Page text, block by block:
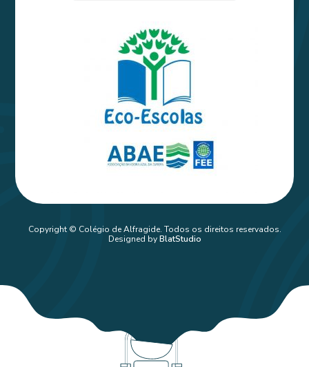
Copyright © Colégio de Alfragide. Todos os direitos reservados.
Designed byBlatStudio